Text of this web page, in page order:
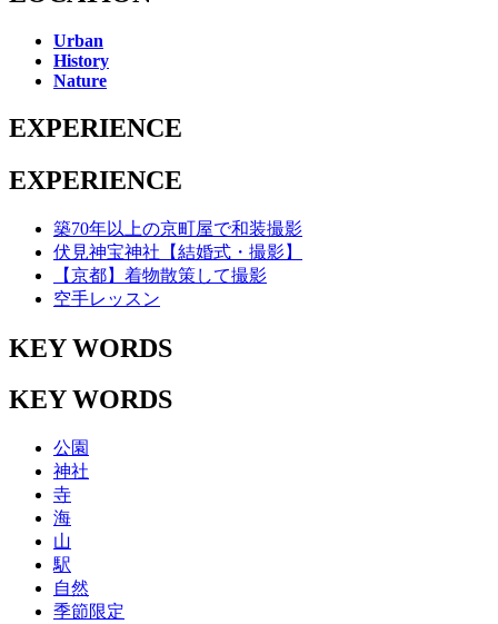
Urban
History
Nature
EXPERIENCE
EXPERIENCE
築70年以上の京町屋で和装撮影
伏見神宝神社【結婚式・撮影】
【京都】着物散策して撮影
空手レッスン
KEY WORDS
KEY WORDS
公園
神社
寺
海
山
駅
自然
季節限定